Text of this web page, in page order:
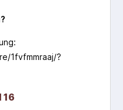
1fvfmmraaj/?
16